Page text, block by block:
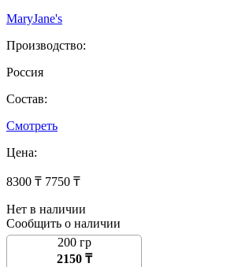
MaryJane's
Производство:
Россия
Состав:
Смотреть
Цена:
8300 ₸ 7750 ₸
Нет в наличии
Сообщить о наличии
200 гр
2150 ₸